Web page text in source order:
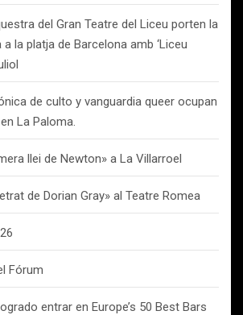
del Gran Teatre del Liceu porten la
la platja de Barcelona amb ‘Liceu
de culto y vanguardia queer ocupan
La Paloma.
llei de Newton» a La Villarroel
de Dorian Gray» al Teatre Romea
Fórum
entrar en Europe’s 50 Best Bars